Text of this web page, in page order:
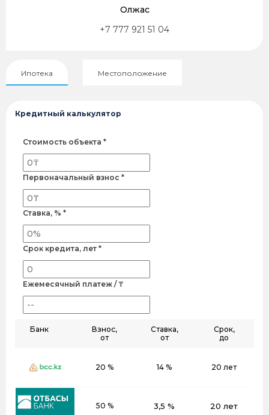
Олжас
+7 777 921 51 04
Ипотека Местоположение
Кредитный калькулятор
Стоимость объекта *
Первоначальный взнос *
Ставка, % *
Срок кредита, лет *
Ежемесячный платеж / ₸
Банк
Взнос,
от
Ставка,
от
Срок,
до
20 % 14 % 20 лет
50 % 3,5 % 20 лет